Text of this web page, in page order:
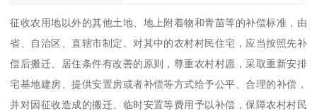
征收农用地以外的其他土地、地上附着物和青苗等的补偿标准，由
省、自治区、直辖市制定。对其中的农村村民住宅，应当按照先补
偿后搬迁、居住条件有改善的原则，尊重农村村愿，采取重新安排
宅基地建房、提供安置房或者补偿等方式给予公平、合理的补偿，
并对因征收造成的搬迁、临时安置等费用予以补偿，保障农村村民